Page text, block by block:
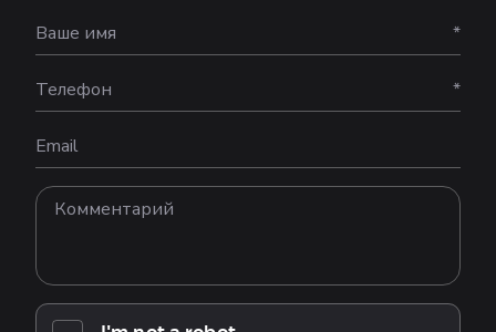
Ваше имя *
Телефон *
Email